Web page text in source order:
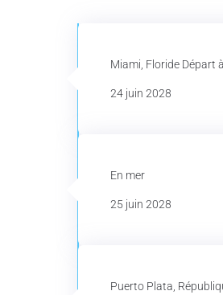
Miami, Floride Départ
24 juin 2028
En mer
25 juin 2028
Puerto Plata,